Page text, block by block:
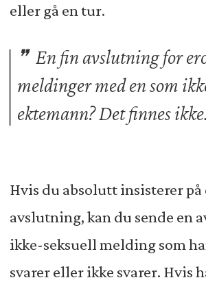
eller gå en tur.
En fin avslutning for
meldinger med en som
ektemann? Det finnes ikke.
Hvis du absolutt insisterer på
avslutning, kan du sende en
ikke-seksuell melding som
svarer eller ikke svarer. Hvis